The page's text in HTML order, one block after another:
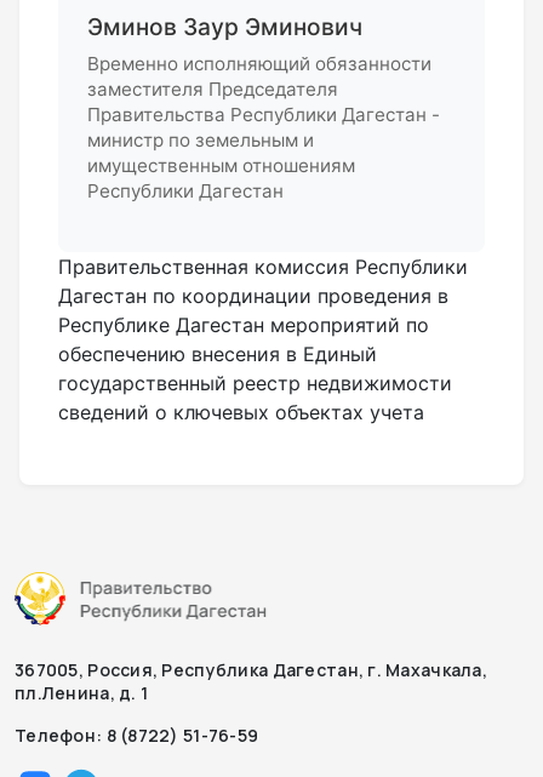
Эминов Заур Эминович
Временно исполняющий обязанности
заместителя Председателя
Правительства Республики Дагестан -
министр по земельным и
имущественным отношениям
Республики Дагестан
Правительственная комиссия Республики
Дагестан по координации проведения в
Республике Дагестан мероприятий по
обеспечению внесения в Единый
государственный реестр недвижимости
сведений о ключевых объектах учета
367005, Россия, Республика Дагестан, г. Махачкала,
пл.Ленина, д. 1
Телефон: 8 (8722) 51-76-59